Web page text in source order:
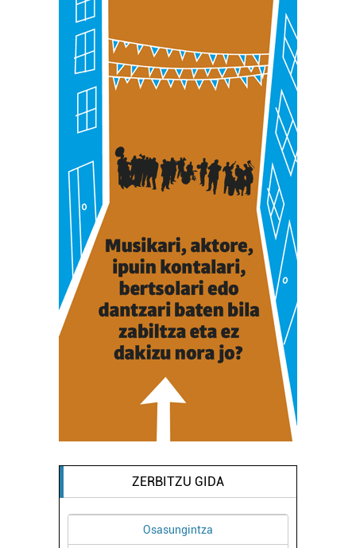
ZERBITZU GIDA
Osasungintza